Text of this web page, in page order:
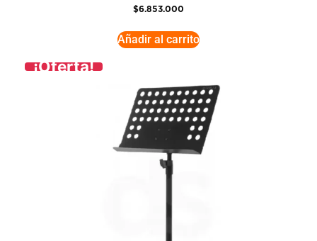
$6.853.000
Añadir al carrito
¡Oferta!